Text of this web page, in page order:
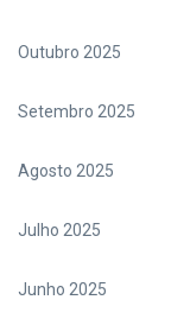
Outubro 2025
Setembro 2025
Agosto 2025
Julho 2025
Junho 2025